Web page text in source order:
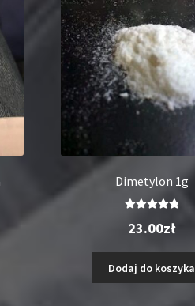
Dimetylon 1g
5.00na 5
23.00zł
Dodaj do koszyka